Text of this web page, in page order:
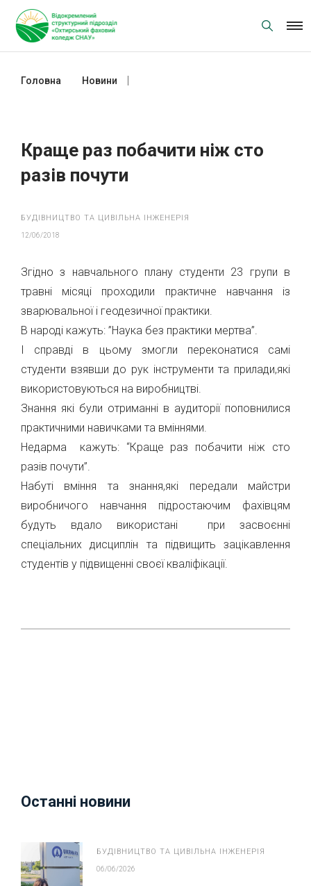
content
Головна Новини
Краще раз побачити ніж сто
разів почути
БУДІВНИЦТВО ТА ЦИВІЛЬНА ІНЖЕНЕРІЯ
12/06/2018
Згідно з навчального плану студенти 23 групи в
травні місяці проходили практичне навчання із
зварювальної і геодезичної практики.
В народі кажуть: ”Наука без практики мертва”.
І справді в цьому змогли переконатися самі
студенти взявши до рук інструменти та прилади,які
використовуються на виробництві.
Знання які були отриманні в аудиторії поповнилися
практичними навичками та вміннями.
Недарма кажуть: “Краще раз побачити ніж сто
разів почути”.
Набуті вміння та знання,які передали майстри
виробничого навчання підростаючим фахівцям
будуть вдало використані при засвоєнні
спеціальних дисциплін та підвищить зацікавлення
студентів у підвищенні своєї кваліфікації.
Останні новини
БУДІВНИЦТВО ТА ЦИВІЛЬНА ІНЖЕНЕРІЯ
06/06/2026